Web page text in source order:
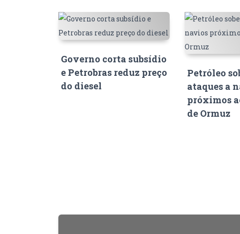
Governo corta subsídio
e Petrobras reduz preço
do diesel
Petróleo
ataques a
próximos
de Ormuz